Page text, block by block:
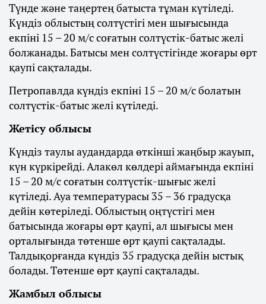
Түнде және таңертең батыста тұман күтіледі.
Күндіз облыстың солтүстігі мен шығысында
екпіні 15 – 20 м/с соғатын солтүстік-батыс желі
болжанады. Батысы мен солтүстігінде жоғары өрт
қаупі сақталады.
Петропавлда күндіз екпіні 15 – 20 м/с болатын
солтүстік-батыс желі күтіледі.
Жетісу облысы
Күндіз таулы аудандарда өткінші жаңбыр жауып,
күн күркірейді. Алакөл көлдері аймағында екпіні
15 – 20 м/с соғатын солтүстік-шығыс желі
күтіледі. Ауа температурасы 35 – 36 градусқа
дейін көтеріледі. Облыстың оңтүстігі мен
батысында жоғары өрт қаупі, ал шығысы мен
орталығында төтенше өрт қаупі сақталады.
Талдықорғанда күндіз 35 градусқа дейін ыстық
болады. Төтенше өрт қаупі сақталады.
Жамбыл облысы